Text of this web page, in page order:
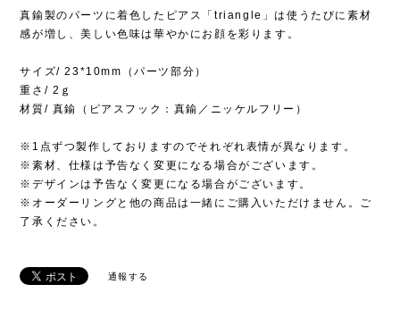
真鍮製のパーツに着色したピアス「triangle」は使うたびに素材
感が増し、美しい色味は華やかにお顔を彩ります。
サイズ/ 23*10mm（パーツ部分）
重さ/ 2ｇ
材質/ 真鍮（ピアスフック：真鍮／ニッケルフリー）
※1点ずつ製作しておりますのでそれぞれ表情が異なります。
※素材、仕様は予告なく変更になる場合がございます。
※デザインは予告なく変更になる場合がございます。
※オーダーリングと他の商品は一緒にご購入いただけません。ご
了承ください。
通報する